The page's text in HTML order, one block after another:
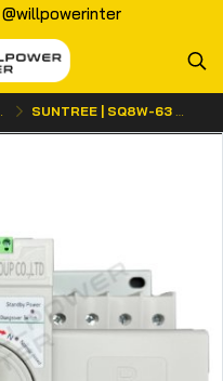
SUNTREE | SQ8W-63 AC ATS 4P (สวิทช์สลับแหล่งจ่ายอัตโนมัติ)